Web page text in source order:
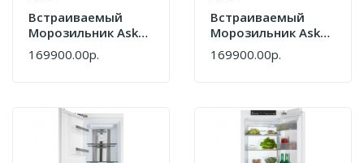
Встраиваемый
Морозильник Asko
RBF576DND1
169900.00р.
Встраиваемый
Морозильник Asko
RBF576DND1.P
748326
169900.00р.